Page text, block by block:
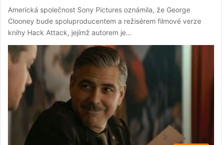
Americká společnost Sony Pictures oznámila, že George
Clooney bude spoluproducentem a režisérem filmové verze
knihy Hack Attack, jejímž autorem je…